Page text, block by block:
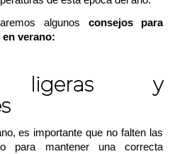
algunos consejos para
verano:
ligeras y
es importante que no falten las
para mantener una correcta